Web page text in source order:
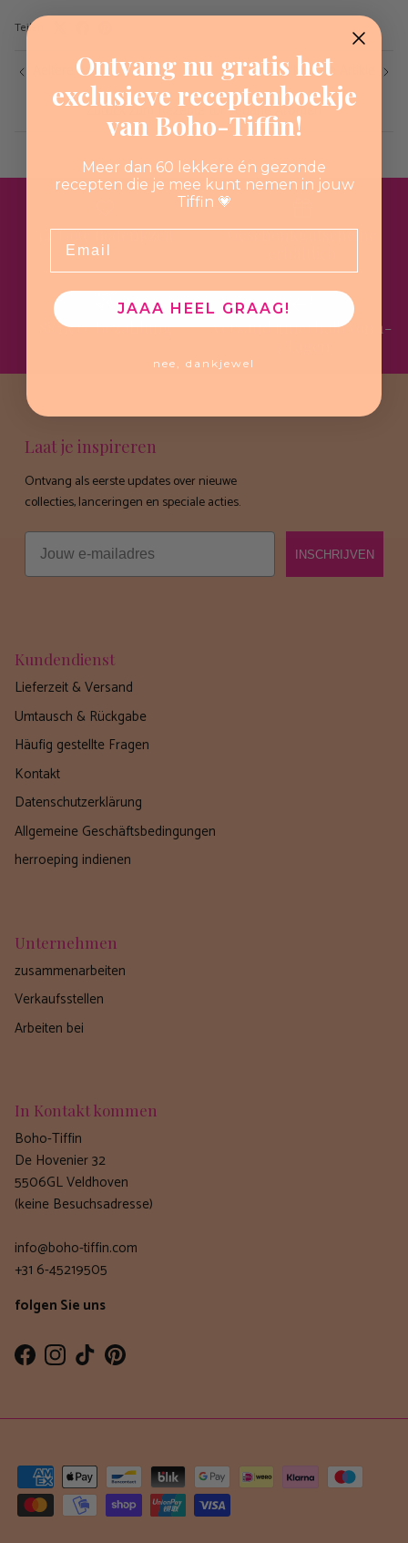
Teilen
Aeltere Artikel
Zurück zum Rezepte für vegane Aromen
Neuere Artikle
14 Tage Bedenkzeit
Geschenkgutscheine
Sichere Bezahlung
Versand innerhalb von 1-
Laat je inspireren
Ontvang als eerste updates over nieuwe
collecties, lanceringen en speciale acties.
Email
INSCHRIJVEN
Kundendienst
Lieferzeit & Versand
Umtausch & Rückgabe
Häufig gestellte Fragen
Kontakt
Datenschutzerklärung
Allgemeine Geschäftsbedingungen
herroeping indienen
Unternehmen
zusammenarbeiten
Verkaufsstellen
Arbeiten bei
In Kontakt kommen
Boho-Tiffin
De Hovenier 32
5506GL Veldhoven
(keine Besuchsadresse)
info@boho-tiffin.com
+31 6-45219505
folgen Sie uns
FacebookInstagram
TikTokPinterest
Ontvang nu gratis het
exclusieve receptenboekje
van Boho-Tiffin!
Meer dan 60 lekkere én gezonde
recepten die je mee kunt nemen in jouw
Tiffin 💗
JAAA HEEL GRAAG!
nee, dankjewel